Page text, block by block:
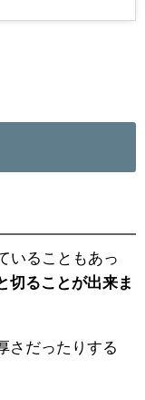
いることもあっ
切ることが出来ま
さだったりする